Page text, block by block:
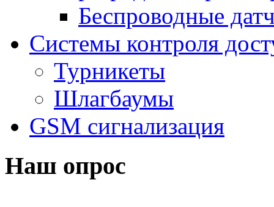
Беспроводные
Системы контроля
Турникеты
Шлагбаумы
GSM сигнализация
Наш опрос